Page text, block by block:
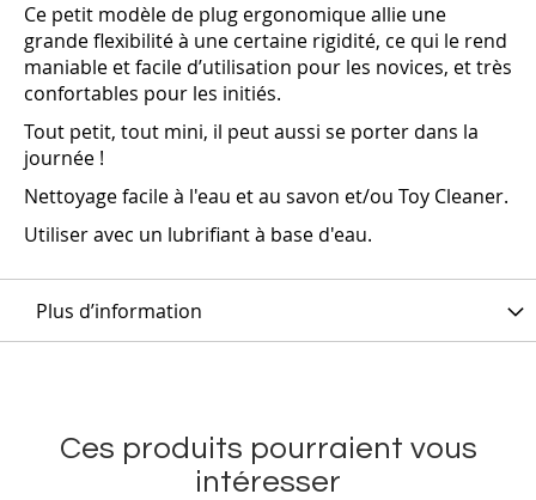
Ce petit modèle de plug ergonomique allie une
grande flexibilité à une certaine rigidité, ce qui le rend
maniable et facile d’utilisation pour les novices, et très
confortables pour les initiés.
Tout petit, tout mini, il peut aussi se porter dans la
journée !
Nettoyage facile à l'eau et au savon et/ou Toy Cleaner.
Utiliser avec un lubrifiant à base d'eau.
Plus d’information
Ces produits pourraient vous
intéresser